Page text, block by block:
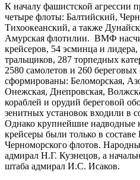
К началу фашистской
четыре флоты: Балтийский,
Тихоокеанский, а также
Амурская флотилии. ВМФ
крейсеров, 54 эсминца и
тральщиков, 287 торпедных
2580 самолетов и 260
сформированы: Беломорская,
Онежская, Днепровская,
кораблей и орудий береговой
зенитных установок входили в
Однако крупнейшие надводные
крейсеры были только в составе
Черноморского флотов.
адмирал Н.Г. Кузнецов, а
штаба адмирал И.С. Исаков.